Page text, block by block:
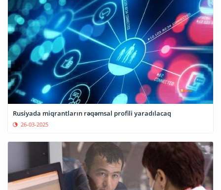
Rusiyada miqrantların rəqəmsal profili yaradılacaq
26-03-2025